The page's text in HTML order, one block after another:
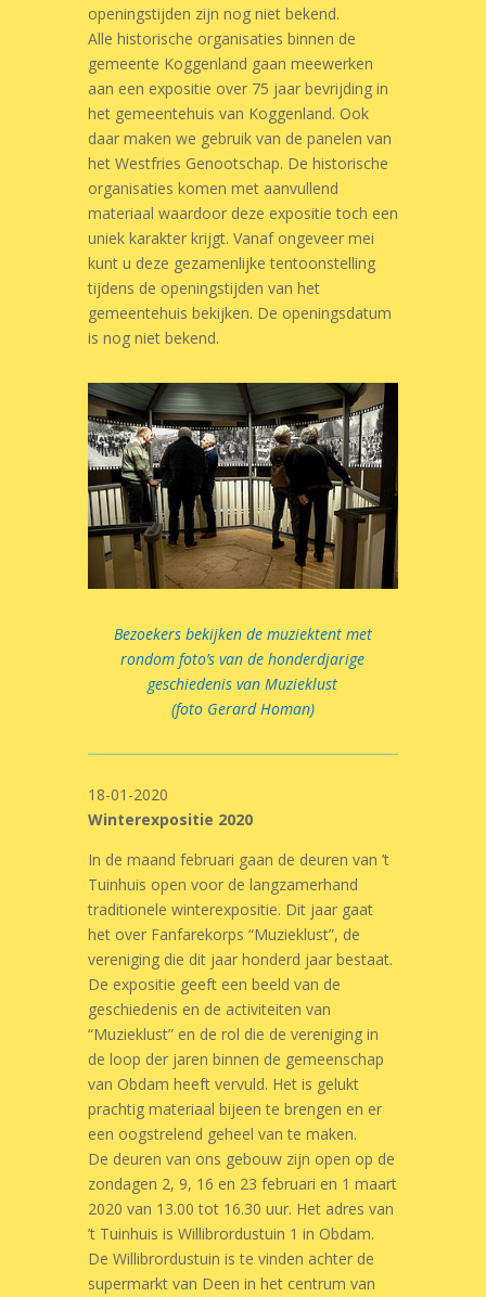
openingstijden zijn nog niet bekend.
Alle historische organisaties binnen de
gemeente Koggenland gaan meewerken
aan een expositie over 75 jaar bevrijding in
het gemeentehuis van Koggenland. Ook
daar maken we gebruik van de panelen van
het Westfries Genootschap. De historische
organisaties komen met aanvullend
materiaal waardoor deze expositie toch een
uniek karakter krijgt. Vanaf ongeveer mei
kunt u deze gezamenlijke tentoonstelling
tijdens de openingstijden van het
gemeentehuis bekijken. De openingsdatum
is nog niet bekend.
Bezoekers bekijken de muziektent met
rondom foto’s van de honderdjarige
geschiedenis van Muzieklust
(foto Gerard Homan)
18-01-2020
Winterexpositie 2020
In de maand februari gaan de deuren van ’t
Tuinhuis open voor de langzamerhand
traditionele winterexpositie. Dit jaar gaat
het over Fanfarekorps “Muzieklust”, de
vereniging die dit jaar honderd jaar bestaat.
De expositie geeft een beeld van de
geschiedenis en de activiteiten van
“Muzieklust” en de rol die de vereniging in
de loop der jaren binnen de gemeenschap
van Obdam heeft vervuld. Het is gelukt
prachtig materiaal bijeen te brengen en er
een oogstrelend geheel van te maken.
De deuren van ons gebouw zijn open op de
zondagen 2, 9, 16 en 23 februari en 1 maart
2020 van 13.00 tot 16.30 uur. Het adres van
’t Tuinhuis is Willibrordustuin 1 in Obdam.
De Willibrordustuin is te vinden achter de
supermarkt van Deen in het centrum van